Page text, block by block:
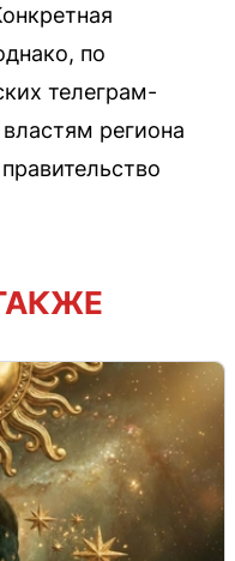
по
телеграм-
региона